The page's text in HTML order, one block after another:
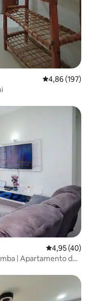
4,86 de uma
4,86 (197)
4,95 de uma
4,95 (40)
| Apartamento de